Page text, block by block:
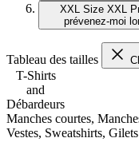
XXL Size XXL
prévenez-moi
Tableau des tailles
T-Shirts
and
Débardeurs
Manches courtes,
Vestes, Sweatshirts, Gilets